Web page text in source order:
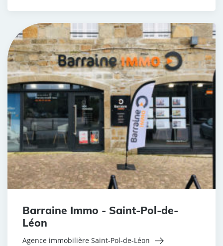
Barraine Immo - Saint-Pol-de-
Léon
Agence immobilière Saint-Pol-de-Léon